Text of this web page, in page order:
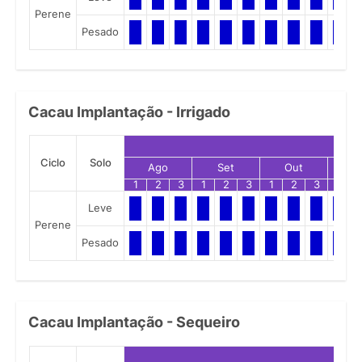
Perene
Pesado
Cacau Implantação - Irrigado
Ciclo Solo Ago Set Out
1
2 3 1 2 3 1 2 3
Perene
Leve
Pesado
Cacau Implantação - Sequeiro